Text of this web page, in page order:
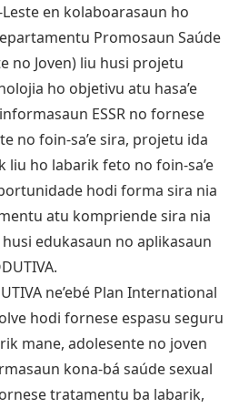
en kolaboarasaun ho
Promosaun Saúde
no Joven) liu husi projetu
ho objetivu atu hasa’e
ESSR no fornese
no foin-sa’e sira, projetu ida
liu ho labarik feto no foin-sa’e
hodi forma sira nia
atu kompriende sira nia
edukasaun no aplikasaun
ne’ebé Plan International
hodi fornese espasu seguru
mane, adolesente no joven
kona-bá saúde sexual
tratamentu ba labarik,